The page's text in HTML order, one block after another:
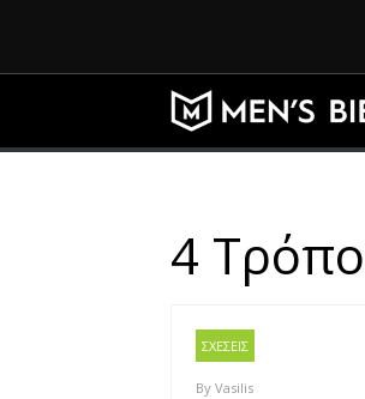
4
ΣΧΕΣΕΙΣ
By Vasilis